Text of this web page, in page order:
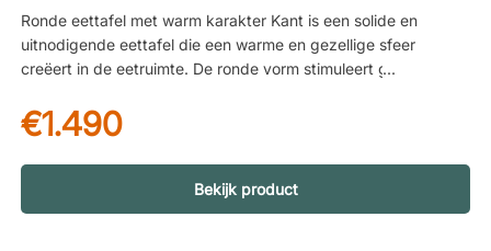
Ronde eettafel met warm karakter Kant is een solide en
uitnodigende eettafel die een warme en gezellige sfeer
creëert in de eetruimte. De ronde vorm stimuleert gesprekken
wordt voor zowel thuisgebruik als op het werk. Tafelblad van
levendig mangohout Het ruime tafelblad is vervaardigd uit
mangohout – een duurzaam natuurmateriaal met een mooie
nerf en natuurlijke variaties. Het decoratieve visgraatpatroon
geeft het oppervlak levendigheid en beweging, terwijl
€1.490
Bekijk product